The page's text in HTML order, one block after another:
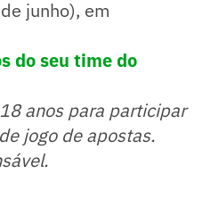
junho), em
do seu time do
anos para participar
jogo de apostas.